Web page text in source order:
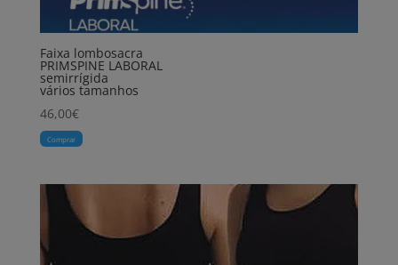
Faixa lombosacra
PRIMSPINE LABORAL
semirrígida
vários tamanhos
46,00€
Comprar